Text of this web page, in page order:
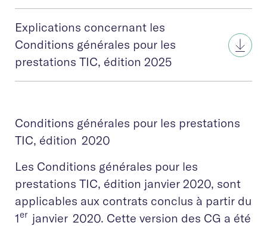
Explications concernant les
Conditions générales pour les
prestations TIC, édition 2025
Conditions générales pour les prestations
TIC, édition 2020
Les Conditions générales pour les
prestations TIC, édition janvier 2020, sont
applicables aux contrats conclus à partir du
1er janvier 2020. Cette version des CG a été